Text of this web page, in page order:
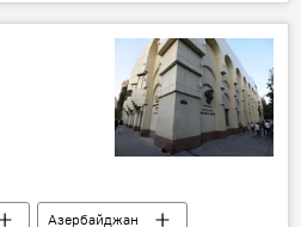
Азербайджан